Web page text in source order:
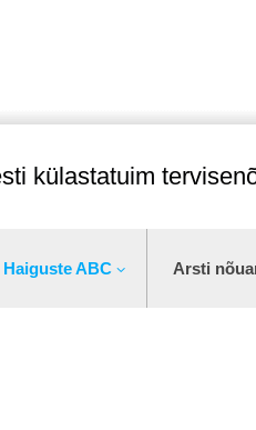
külastatuim
Haiguste ABC Arsti